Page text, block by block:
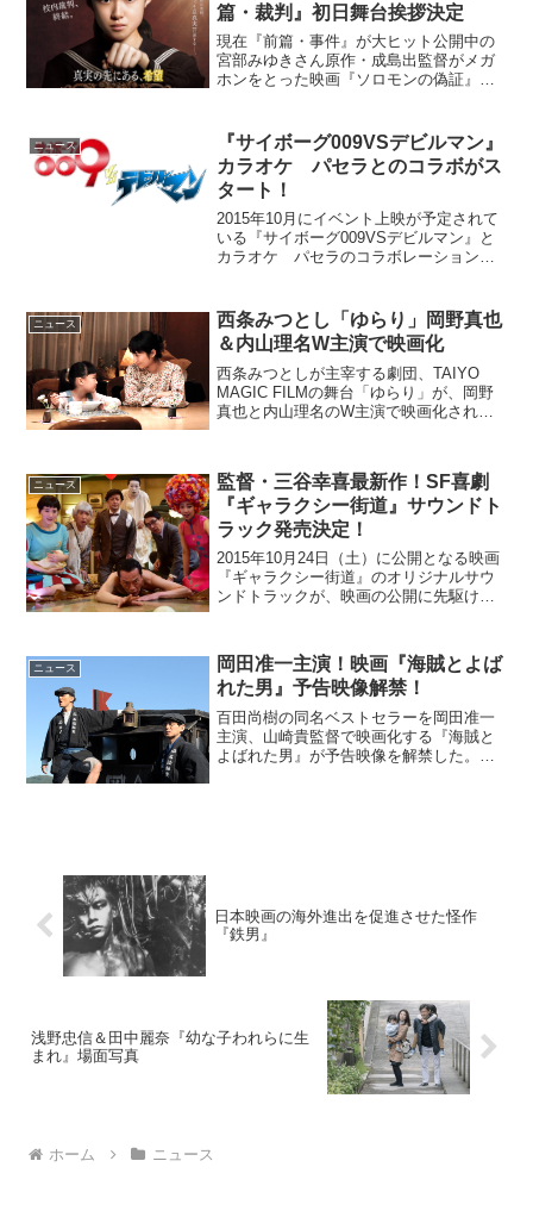
篇・裁判』初日舞台挨拶決定
現在『前篇・事件』が大ヒット公開中の
宮部みゆきさん原作・成島出監督がメガ
ホンをとった映画『ソロモンの偽証』い
のたび初日の舞台挨拶が東京・新宿ピカ
デリーにて実施され...
ニュース
『サイボーグ009VSデビルマン』
カラオケ パセラとのコラボがス
タート！
2015年10月にイベント上映が予定されて
いる『サイボーグ009VSデビルマン』と
カラオケ パセラのコラボレーションが
日本の漫画界を代表する巨匠、石ノ森章
太郎と永井...
ニュース
西条みつとし「ゆらり」岡野真也
＆内山理名W主演で映画化
西条みつとしが主宰する劇団、TAIYO
MAGIC FILMの舞台「ゆらり」が、岡野
真也と内山理名のW主演で映画化される
都・石川県の老舗旅館「赤木箱」を舞台
に、「あの時、...
ニュース
監督・三谷幸喜最新作！SF喜劇
『ギャラクシー街道』サウンドト
ラック発売決定！
2015年10月24日（土）に公開となる映画
『ギャラクシー街道』のオリジナルサウ
ンドトラックが、映画の公開に先駆け、
『THE有頂天ホテル』『ザ・マジックア
ワー』『ス...
ニュース
岡田准一主演！映画『海賊とよば
れた男』予告映像解禁！
百田尚樹の同名ベストセラーを岡田准一
主演、山崎貴監督で映画化する『海賊と
よばれた男』が予告映像を解禁した。主
日本映画の海外進出を促進させた怪作
『鉄男』
浅野忠信＆田中麗奈『幼な子われらに生
まれ』場面写真
ホーム ニュース